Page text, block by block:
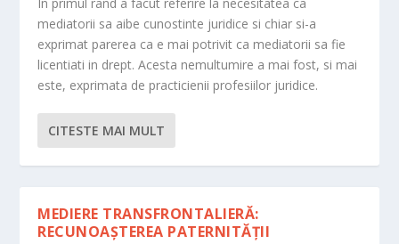
mediatorii sa aibe cunostinte juridice si chiar si-a
exprimat parerea ca e mai potrivit ca mediatorii sa fie
licentiati in drept. Acesta nemultumire a mai fost, si mai
este, exprimata de practicienii profesiilor juridice.
CITESTE MAI MULT
MEDIERE TRANSFRONTALIERĂ:
RECUNOAŞTEREA PATERNITĂŢII